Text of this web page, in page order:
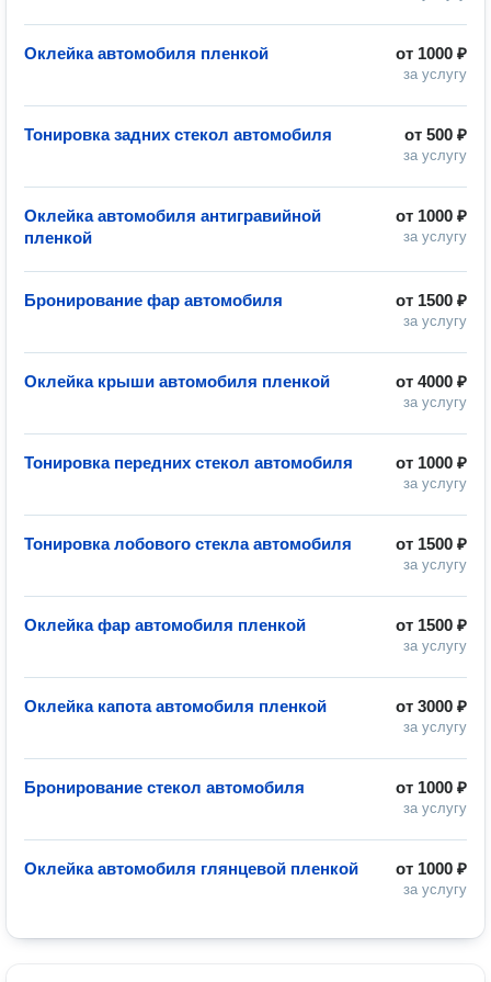
от 1000 ₽
за услугу
Оклейка автомобиля пленкой
от 500 ₽
за услугу
Тонировка задних стекол автомобиля
от 1000 ₽
за услугу
Оклейка автомобиля антигравийной
пленкой
от 1500 ₽
за услугу
Бронирование фар автомобиля
от 4000 ₽
за услугу
Оклейка крыши автомобиля пленкой
от 1000 ₽
за услугу
Тонировка передних стекол автомобиля
от 1500 ₽
за услугу
Тонировка лобового стекла автомобиля
от 1500 ₽
за услугу
Оклейка фар автомобиля пленкой
от 3000 ₽
за услугу
Оклейка капота автомобиля пленкой
от 1000 ₽
за услугу
Бронирование стекол автомобиля
от 1000 ₽
за услугу
Оклейка автомобиля глянцевой пленкой